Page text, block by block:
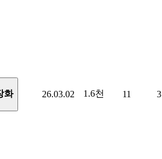
화 26.03.02 1.6천 11 3